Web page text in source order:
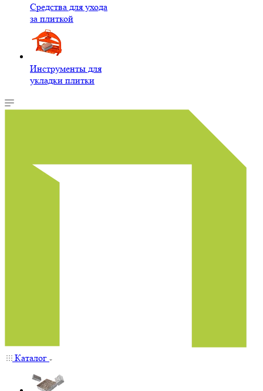
Средства для ухода
за плиткой
Инструменты для
укладки плитки
Каталог